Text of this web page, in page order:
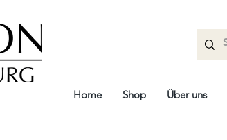
Home Shop Über uns